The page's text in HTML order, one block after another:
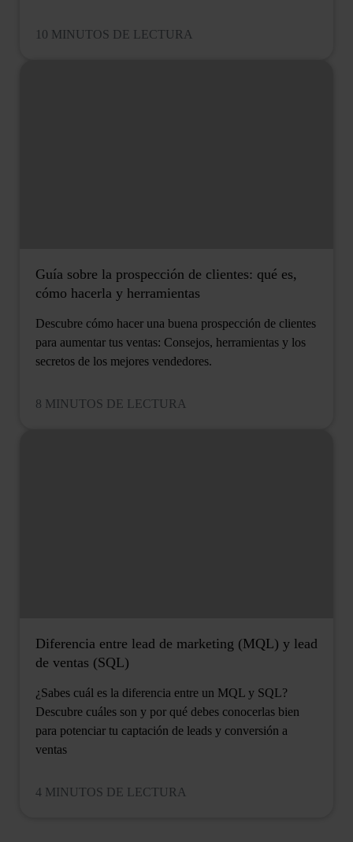
10 MINUTOS DE LECTURA
Guía sobre la prospección de clientes: qué es,
cómo hacerla y herramientas
Descubre cómo hacer una buena prospección de clientes
para aumentar tus ventas: Consejos, herramientas y los
secretos de los mejores vendedores.
8 MINUTOS DE LECTURA
Diferencia entre lead de marketing (MQL) y lead
de ventas (SQL)
¿Sabes cuál es la diferencia entre un MQL y SQL?
Descubre cuáles son y por qué debes conocerlas bien
para potenciar tu captación de leads y conversión a
ventas
4 MINUTOS DE LECTURA